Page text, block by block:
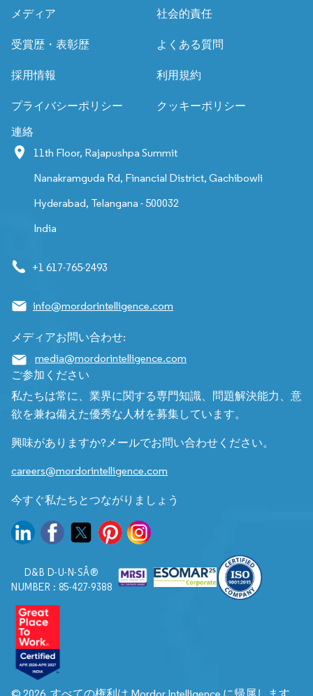
メディア 社会的責任
受賞歴・表彰歴 よくある質問
採用情報 利用規約
プライバシーポリシー クッキーポリシー
連絡
11th Floor, Rajapushpa Summit
Nanakramguda Rd, Financial District, Gachibowli
Hyderabad, Telangana - 500032
India
+1 617-765-2493
info@mordorintelligence.com
メディアお問い合わせ:
media@mordorintelligence.com
ご参加ください
私たちは常に、業界に関する専門知識、問題解決能力、意
欲を兼ね備えた優秀な人材を募集しています。
興味がありますか?メールでお問い合わせください。
careers@mordorintelligence.com
今すぐ私たちとつながりましょう
D&B D-U-N-SÂ®
NUMBER : 85-427-9388